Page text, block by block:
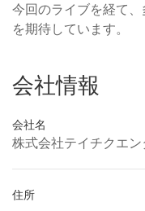
今回のライブを経て
を期待しています。
会社情報
会社名
株式会社テイチクエン
住所